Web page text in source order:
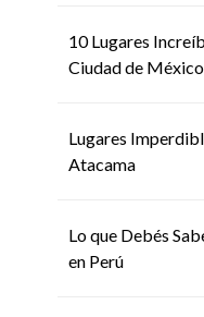
10 Lugares
Ciudad de México
Lugares
Atacama
Lo que Debés
en Perú